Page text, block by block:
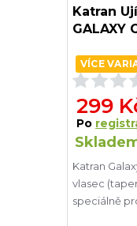
Katran
GALAXY
VÍCE
299
Po
Katran
vlasec
speciálně